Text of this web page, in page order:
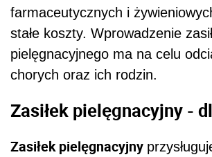
farmaceutycznych i
stałe koszty. Wprowadzenie
pielęgnacyjnego ma na celu
chorych oraz ich rodzin.
Zasiłek pielęgnacyjny -
Zasiłek pielęgnacyjny